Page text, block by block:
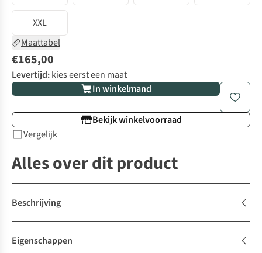
XXL
Maattabel
€165,00
Levertijd:kies eerst een maat
In winkelmand
Bekijk winkelvoorraad
Vergelijk
Alles over dit product
Beschrijving
Eigenschappen